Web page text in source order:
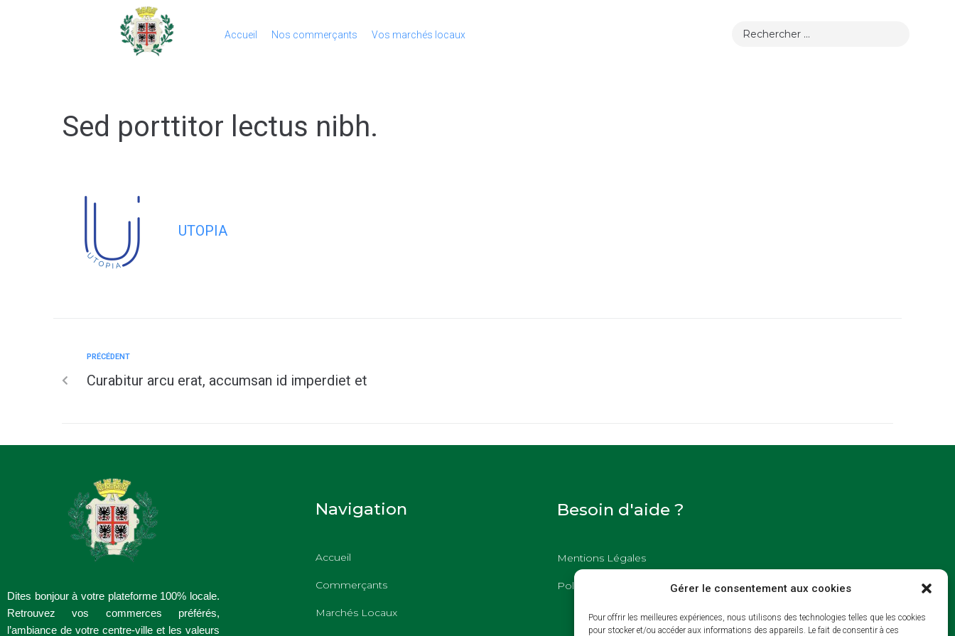
Gérer le consentement aux cookies
Pour offrir les meilleures expériences, nous utilisons des technologies telles que les cookies
pour stocker et/ou accéder aux informations des appareils. Le fait de consentir à ces
Accueil Nos commerçants Vos marchés locaux
Sed porttitor lectus nibh.
UTOPIA
PRÉCÉDENT
Curabitur arcu erat, accumsan id imperdiet et
Dites bonjour à votre plateforme 100% locale.
Retrouvez vos commerces préférés,
l’ambiance de votre centre-ville et les valeurs
Navigation
Accueil
Commerçants
Marchés Locaux
Besoin d'aide ?
Mentions Légales
Politique des cookies